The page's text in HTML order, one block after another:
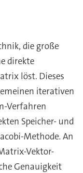
die große
direkte
löst. Dieses
iterativen
Verfahren
Speicher- und
Methode. An
Vektor-
Genauigkeit